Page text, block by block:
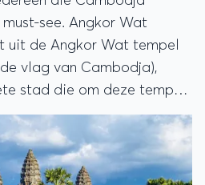
see. Angkor Wat
uit de Angkor Wat tempel
vlag van Cambodja),
stad die om deze tempel
uit meerdere